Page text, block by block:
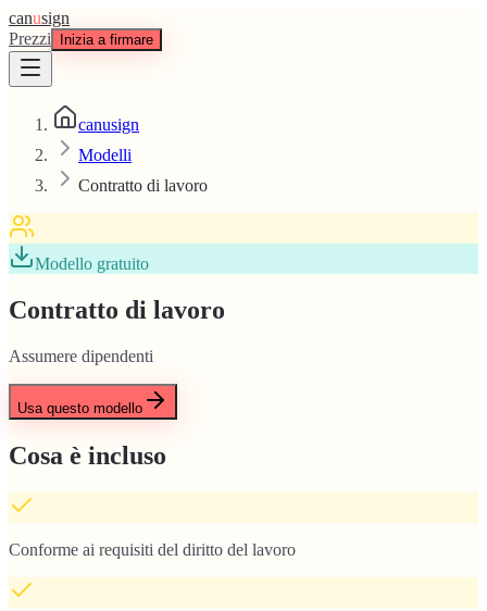
canusign
Prezzi
Inizia a firmare
canusign
Modelli
Contratto di lavoro
Modello gratuito
Contratto di lavoro
Assumere dipendenti
Usa questo modello
Cosa è incluso
Conforme ai requisiti del diritto del lavoro